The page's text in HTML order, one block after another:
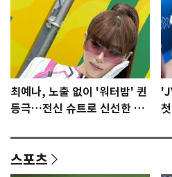
최예나, 노출 없이 '워터밤' 퀸
등극…전신 슈트로 신선한 충
스포츠